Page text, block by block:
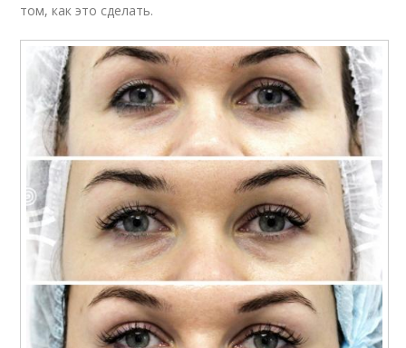
том, как это сделать.